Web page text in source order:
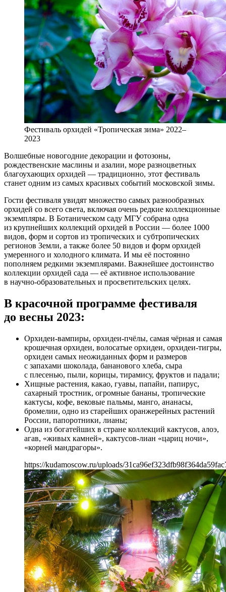
Фестиваль орхидей «Тропическая зима» 2022–
2023
Волшебные новогодние декорации и фотозоны,
рождественские маслины и азалии, море разноцветных
благоухающих орхидей — традиционно, этот фестиваль
станет одним из самых красивых событий московской зимы.
Гости фестиваля увидят множество самых разнообразных
орхидей со всего света, включая очень редкие коллекционные
экземпляры. В Ботаническом саду МГУ собрана одна
из крупнейших коллекций орхидей в России — более 1000
видов, форм и сортов из тропических и субтропических
регионов Земли, а также более 50 видов и форм орхидей
умеренного и холодного климата. И мы её постоянно
пополняем редкими экземплярами. Важнейшее достоинство
коллекции орхидей сада — её активное использование
в научно-образовательных и просветительских целях.
В красочной программе фестиваля
до весны 2023:
Орхидеи-вампиры, орхидеи-пчёлы, самая чёрная и самая
крошечная орхидеи, волосатые орхидеи, орхидеи-тигры,
орхидеи самых неожиданных форм и размеров
с запахами шоколада, бананового хлеба, сыра
с плесенью, пыли, корицы, тирамису, фруктов и падали;
Хищные растения, какао, гуавы, папайи, папирус,
сахарный тростник, огромные бананы, тропические
кактусы, кофе, вековые пальмы, манго, ананасы,
бромелии, одно из старейших оранжерейных растений
России, папоротники, лианы;
Одна из богатейших в стране коллекций кактусов, алоэ,
агав, «живых камней», кактусов-лиан «цариц ночи»,
«корней мандрагоры».
https://kudamoscow.ru/uploads/